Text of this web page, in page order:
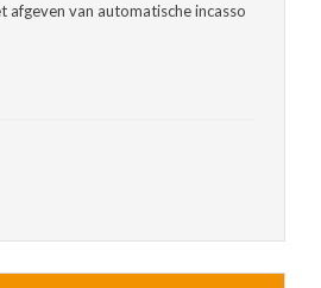
afgeven van automatische incasso